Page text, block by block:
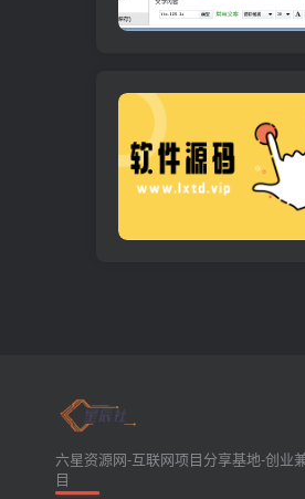
六星资源网-互联网项目分享基地-创业
目